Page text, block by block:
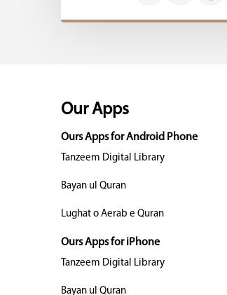
Our Apps
Ours Apps for Android Phone
Tanzeem Digital Library
Bayan ul Quran
Lughat o Aerab e Quran
Ours Apps for iPhone
Tanzeem Digital Library
Bayan ul Quran